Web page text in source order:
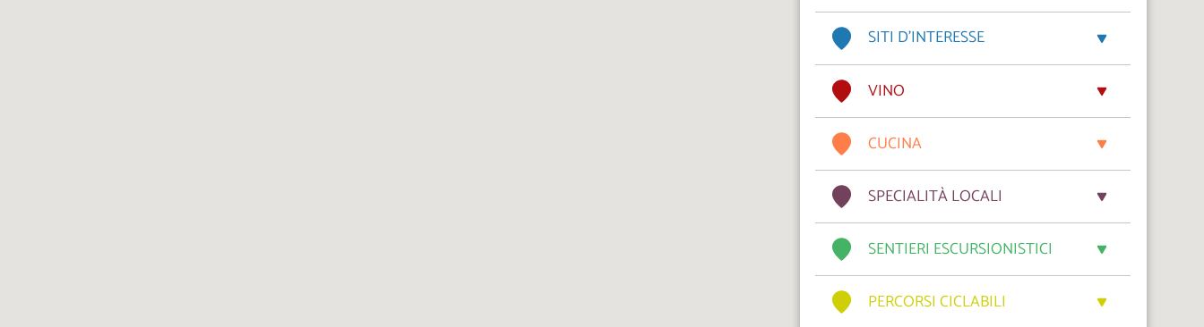
SITI D’INTERESSE
VINO
CUCINA
SPECIALITÀ LOCALI
SENTIERI ESCURSIONISTICI
PERCORSI CICLABILI